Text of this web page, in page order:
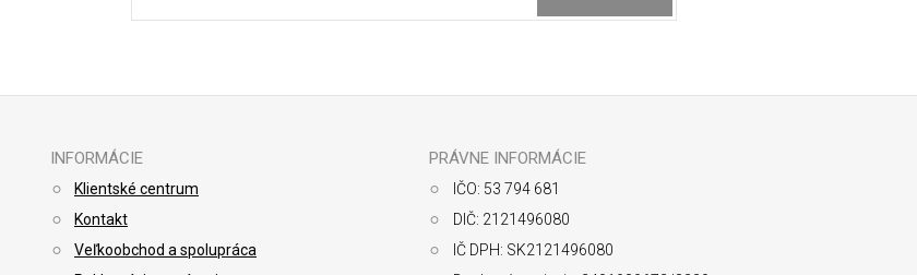
INFORMÁCIE
Klientské centrum
Kontakt
Veľkoobchod a spolupráca
PRÁVNE INFORMÁCIE
IČO: 53 794 681
DIČ: 2121496080
IČ DPH: SK2121496080